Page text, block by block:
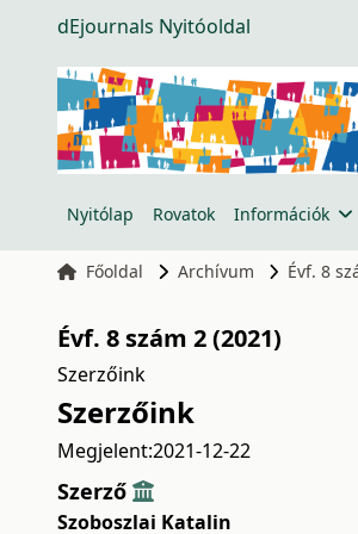
dEjournals Nyitóoldal
Nyitólap Rovatok Információk
Főoldal Archívum Évf. 8
Évf. 8 szám 2 (2021)
Szerzőink
Szerzőink
Megjelent:2021-12-22
Szerző
Szoboszlai Katalin